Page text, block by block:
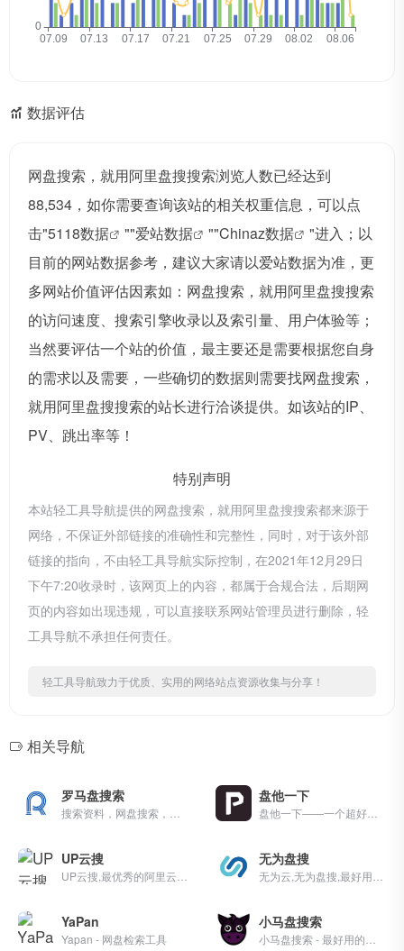
数据评估
网盘搜索，就用阿里盘搜搜索浏览人数已经达到
88,534，如你需要查询该站的相关权重信息，可以点
击"5118数据 ""爱站数据 ""Chinaz数据
"进入；以
目前的网站数据参考，建议大家请以爱站数据为准，更
多网站价值评估因素如：网盘搜索，就用阿里盘搜搜索
的访问速度、搜索引擎收录以及索引量、用户体验等；
当然要评估一个站的价值，最主要还是需要根据您自身
的需求以及需要，一些确切的数据则需要找网盘搜索，
就用阿里盘搜搜索的站长进行洽谈提供。如该站的IP、
PV、跳出率等！
特别声明
本站轻工具导航提供的网盘搜索，就用阿里盘搜搜索都来源于
网络，不保证外部链接的准确性和完整性，同时，对于该外部
链接的指向，不由轻工具导航实际控制，在2021年12月29日
下午7:20收录时，该网页上的内容，都属于合规合法，后期网
页的内容如出现违规，可以直接联系网站管理员进行删除，轻
工具导航不承担任何责任。
轻工具导航致力于优质、实用的网络站点资源收集与分享！
相关导航
罗马盘搜索 盘他一下
UP云搜 无为盘搜
YaPan
Yapan - 网盘检索工具
小马盘搜索